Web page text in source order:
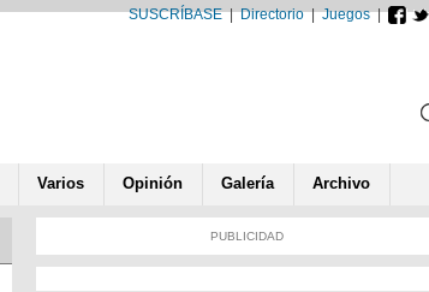
SUSCRÍBASE|Directorio|Juegos|
Varios Opinión Galería Archivo
PUBLICIDAD